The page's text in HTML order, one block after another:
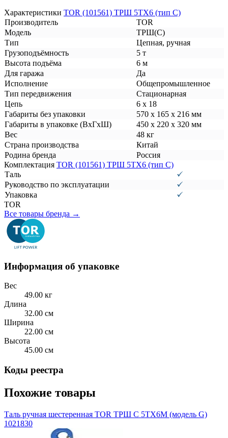
Характеристики TOR (101561) ТРШ 5ТХ6 (тип C)
Производитель
TOR
Модель
ТРШ(С)
Тип
Цепная, ручная
Грузоподъёмность
5 т
Высота подъёма
6 м
Для гаража
Да
Исполнение
Общепромышленное
Тип передвижения
Стационарная
Цепь
6 х 18
Габариты без упаковки
570 х 165 х 216 мм
Габариты в упаковке (ВхГхШ)
450 х 220 х 320 мм
Вес
48 кг
Страна производства
Китай
Родина бренда
Россия
Комплектация TOR (101561) ТРШ 5ТХ6 (тип C)
Таль
Руководство по эксплуатации
Упаковка
TOR
Все товары бренда →
Информация об упаковке
Вес
49.00 кг
Длина
32.00 см
Ширина
22.00 см
Высота
45.00 см
Коды реестра
Похожие товары
Таль ручная шестеренная TOR ТРШ C 5ТХ6M (модель G)
1021830